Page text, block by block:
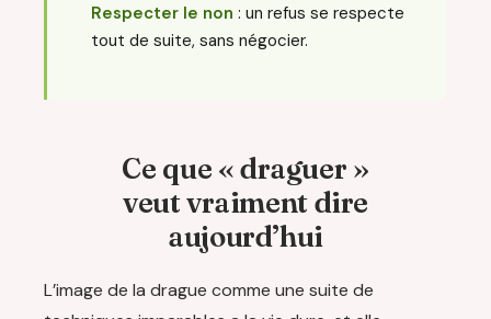
Respecter le non : un refus se respecte
tout de suite, sans négocier.
Ce que « draguer »
veut vraiment dire
aujourd’hui
L’image de la drague comme une suite de